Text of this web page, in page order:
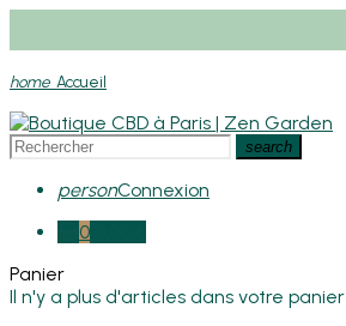
home Accueil
search
personConnexion
0
Panier
Il n'y a plus d'articles dans votre panier